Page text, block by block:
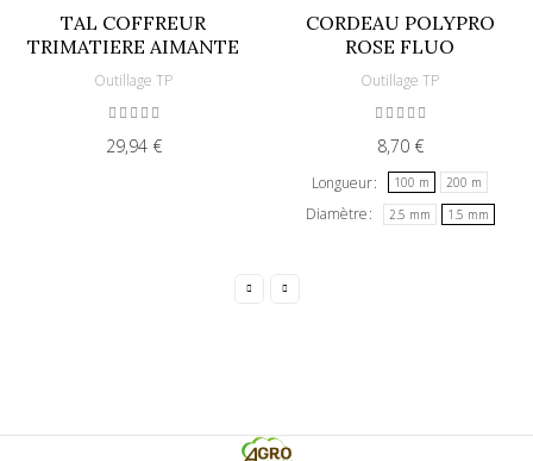
TAL COFFREUR
TRIMATIERE AIMANTE
Outillage TP
29,94 €
CORDEAU POLYPRO
ROSE FLUO
Outillage TP
8,70 €
Longueur 100 m 200 m
Diamètre 2.5 mm 1.5 mm